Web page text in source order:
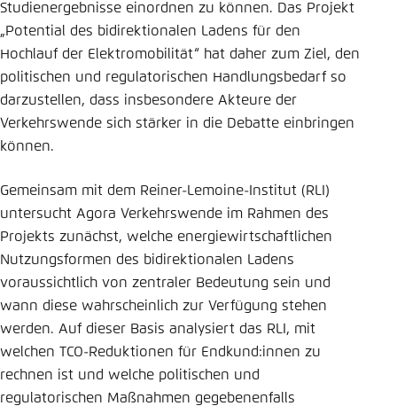
Studienergebnisse einordnen zu können. Das Projekt
„Potential des bidirektionalen Ladens für den
Hochlauf der Elektromobilität“ hat daher zum Ziel, den
politischen und regulatorischen Handlungsbedarf so
darzustellen, dass insbesondere Akteure der
Verkehrswende sich stärker in die Debatte einbringen
können.
Gemeinsam mit dem Reiner-Lemoine-Institut (RLI)
untersucht Agora Verkehrswende im Rahmen des
Projekts zunächst, welche energiewirtschaftlichen
Nutzungsformen des bidirektionalen Ladens
voraussichtlich von zentraler Bedeutung sein und
wann diese wahrscheinlich zur Verfügung stehen
werden. Auf dieser Basis analysiert das RLI, mit
welchen TCO-Reduktionen für Endkund:innen zu
rechnen ist und welche politischen und
regulatorischen Maßnahmen gegebenenfalls